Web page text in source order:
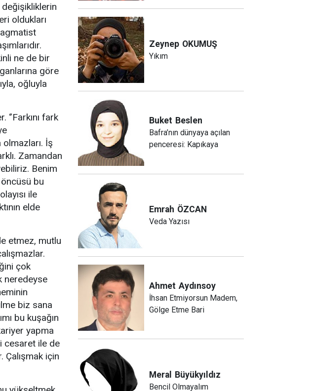
oldukları
ne de bir
göre
oğluyla
fark
olmazları. İş
Zamandan
Benim
bu
ile
elde
etmez, mutlu
çok
neredeyse
biz sana
bu kuşağın
yapma
cesaret ile de
Çalışmak için
Zeynep OKUMUŞ
Yıkım
Buket Beslen
Bafra’nın dünyaya açılan
penceresi: Kapıkaya
Emrah ÖZCAN
Veda Yazısı
Ahmet Aydınsoy
İhsan Etmiyorsun Madem,
Gölge Etme Bari
Meral Büyükyıldız
Bencil Olmayalım